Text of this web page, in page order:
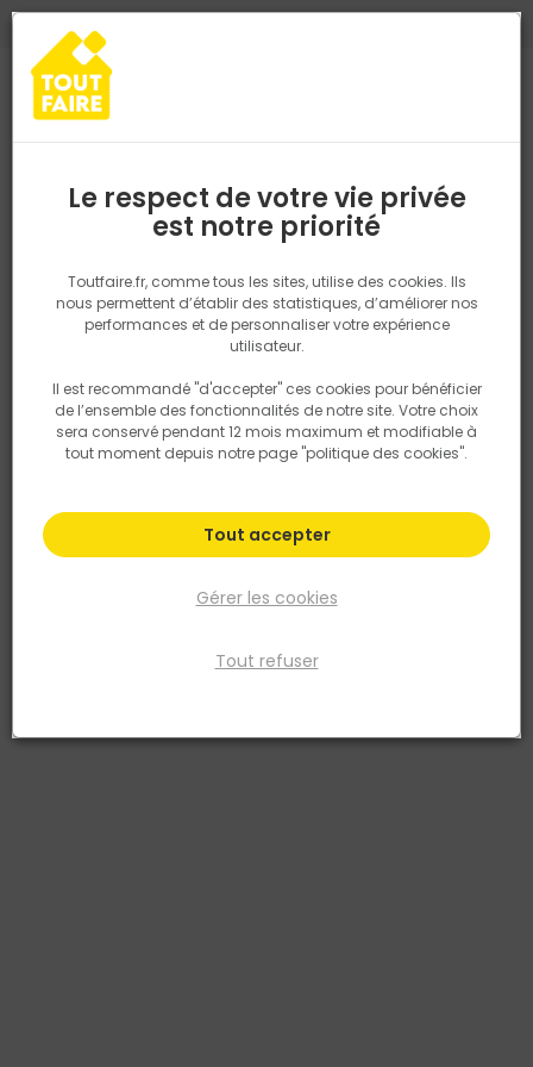
Retrouvez les délais et options de
livraison ainsi que les disponibiltiés en
PISANO MATÉRIAUX - CGV
CGV professionnels
CGV particulier
Plus de 450 points de vente
en France et en Belgique
Plus de 4000 experts
conseils à votre service
Livraison à domicile
Le respect de votre vie privée
est notre priorité
Toutfaire.fr, comme tous les sites, utilise des cookies. Ils
nous permettent d’établir des statistiques, d’améliorer nos
performances et de personnaliser votre expérience
utilisateur.
Il est recommandé "d'accepter" ces cookies pour bénéficier
de l’ensemble des fonctionnalités de notre site. Votre choix
sera conservé pendant 12 mois maximum et modifiable à
tout moment depuis notre page "politique des cookies".
Gérer les cookies
Tout refuser
Tout accepter
TROUVEZ VOTRE MAGASIN TOUT FAIRE
Saisissez votre région pour les informations de stock et de
P. ex. Ile de france
Rechercher
Nous utilisons des cookies pour fournir ce service. En
savoir plus sur la façon dont nous utilisons les cookies
dans notre politique.